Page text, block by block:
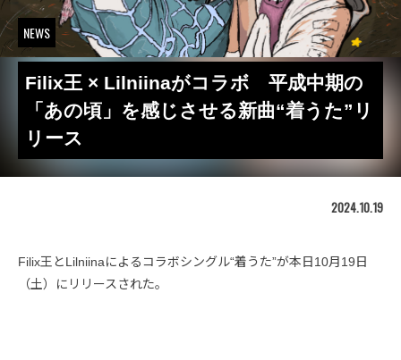
NEWS
Filix王 × Lilniinaがコラボ 平成中期の
「あの頃」を感じさせる新曲“着うた”リ
リース
2024.10.19
Filix王とLilniinaによるコラボシングル“着うた”が本日10月19日
（土）にリリースされた。